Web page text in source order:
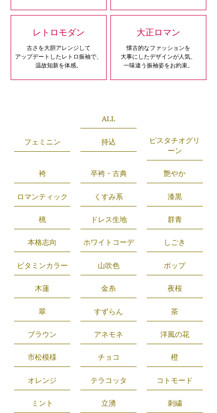
レトロモダン
古さを大胆アレンジして
アップデートしたレトロ振袖で、
温故知新を体感。
大正ロマン
懐古的なファッションを
大事にしたデザインが人気、
一味違う振袖姿をお約束。
ALL
フェミニン 持込
ピスタチオグリ
ーン
袴 卒袴・古典 艶やか
ロマンティック くすみ系 漆黒
桃 ドレス生地 群青
本格志向 ホワイトコーデ しごき
ビタミンカラー 山吹色 ポップ
木蓮 金糸 夜桜
翠 すずらん 茶
ブラウン アネモネ 洋風の花
市松模様 チョコ 橙
オレンジ テラコッタ コトモード
ミント 立湧 刺繍